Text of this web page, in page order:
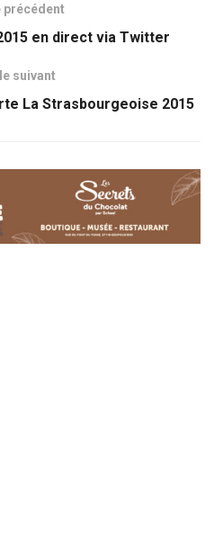
précédent
en direct via Twitter
suivant
La Strasbourgeoise 2015